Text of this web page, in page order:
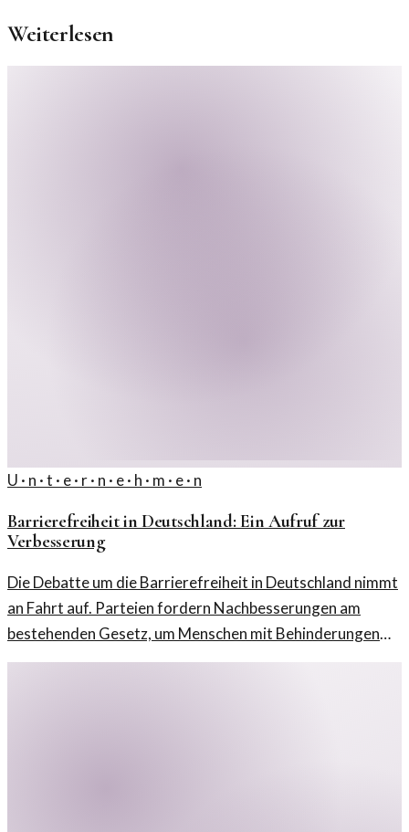
Weiterlesen
U · n · t · e · r · n · e · h · m · e · n
Barrierefreiheit in Deutschland: Ein Aufruf zur
Verbesserung
Die Debatte um die Barrierefreiheit in Deutschland nimmt
an Fahrt auf. Parteien fordern Nachbesserungen am
bestehenden Gesetz, um Menschen mit Behinderungen
besser zu unterstützen.